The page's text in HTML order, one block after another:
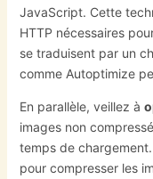
JavaScript. Cette
HTTP nécessaires
se traduisent par un
comme Autoptimize
En parallèle, veillez à
images non
temps de
pour compresser les